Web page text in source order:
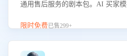
通用售后服务的剧本包。AI 买家
的应对要点，轻松提升服务能力。
限时免费已售299+